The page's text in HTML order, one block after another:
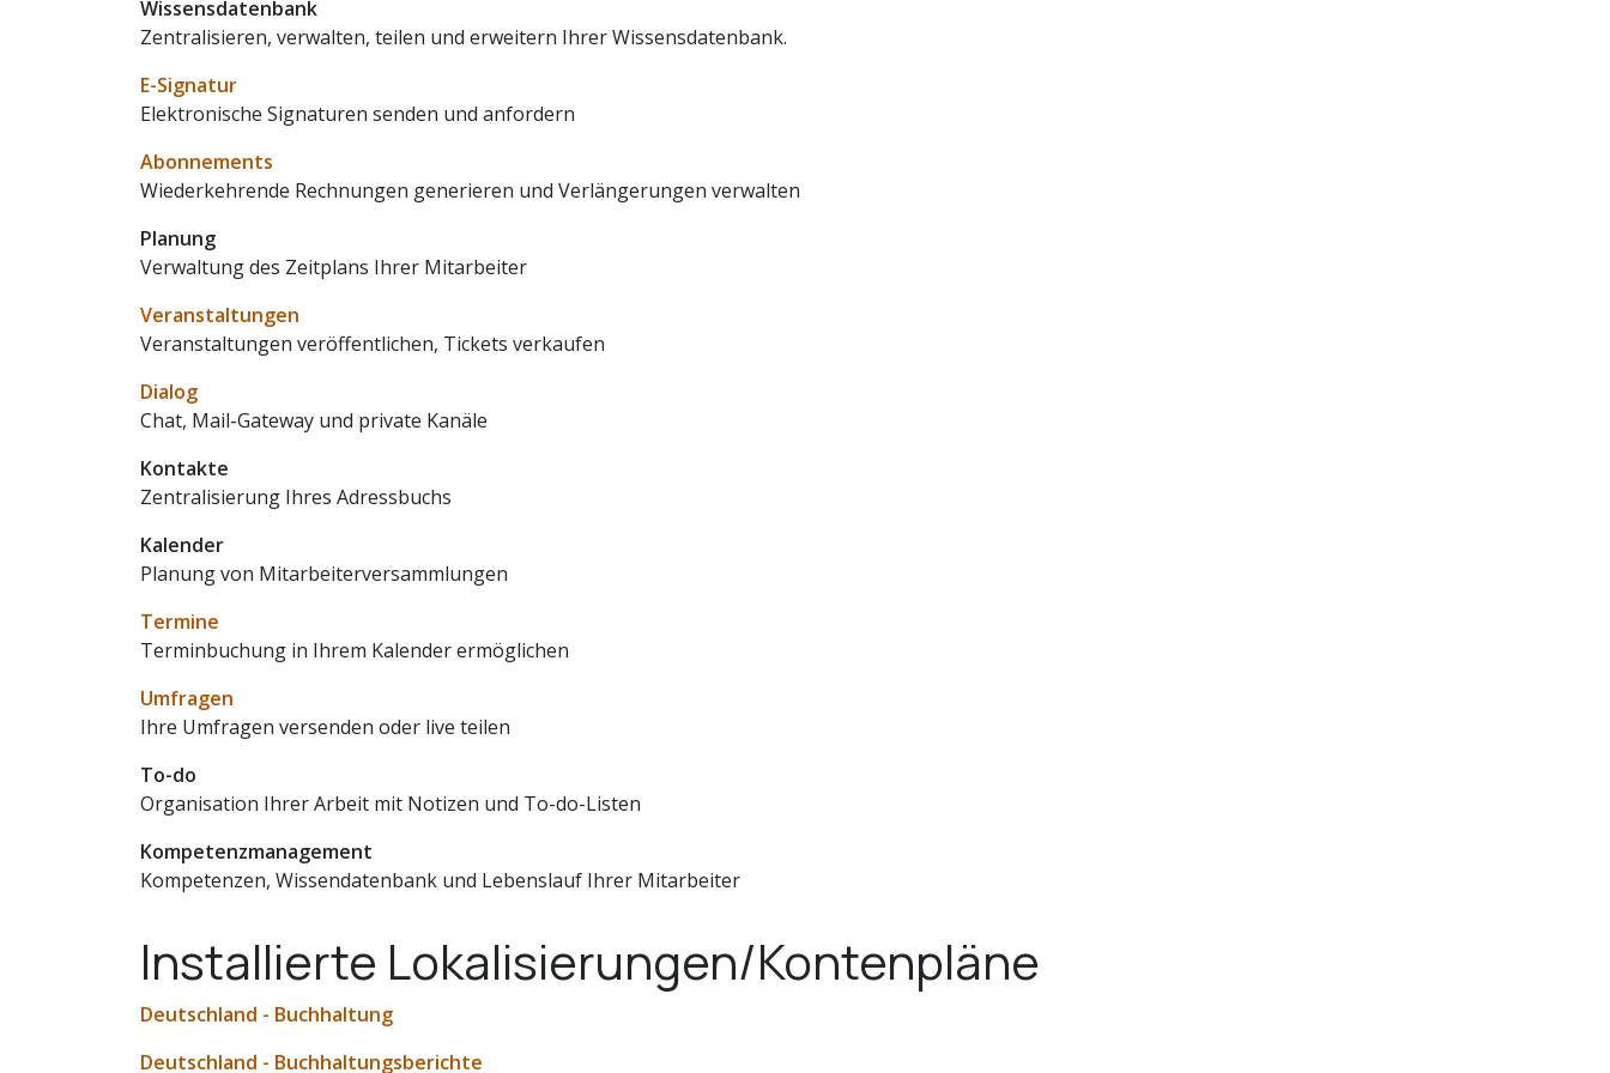
Wissensdatenbank
Zentralisieren, verwalten, teilen und erweitern Ihrer Wissensdatenbank.
E-Signatur
Elektronische Signaturen senden und anfordern
Abonnements
Wiederkehrende Rechnungen generieren und Verlängerungen verwalten
Planung
Verwaltung des Zeitplans Ihrer Mitarbeiter
Veranstaltungen
Veranstaltungen veröffentlichen, Tickets verkaufen
Dialog
Chat, Mail-Gateway und private Kanäle
Kontakte
Zentralisierung Ihres Adressbuchs
Kalender
Planung von Mitarbeiterversammlungen
Termine
Terminbuchung in Ihrem Kalender ermöglichen
Umfragen
Ihre Umfragen versenden oder live teilen
To-do
Organisation Ihrer Arbeit mit Notizen und To-do-Listen
Kompetenzmanagement
Kompetenzen, Wissendatenbank und Lebenslauf Ihrer Mitarbeiter
Installierte Lokalisierungen/Kontenpläne
Deutschland - Buchhaltung
Deutschland - Buchhaltungsberichte